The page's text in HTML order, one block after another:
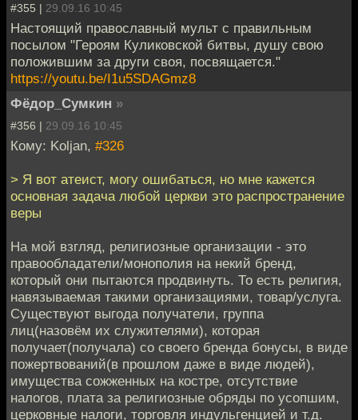
#355 | 29.09.16 10:45
Настоящий православный мульт с правильным
посылом "Героям Куликовской битвы, душу свою
положившим за други своя, посвящается."
https://youtu.be/I1u5SDAGmz8
Фёдор_Сумкин »
#356 | 29.09.16 10:45
Кому: Koljan, #326
> Я вот атеист, могу ошибаться, но мне кажется
основная задача любой церкви это распространение
веры
На мой взгляд, религиозные организации - это
правообладатели/монополия на некий бренд,
который они пытаются продвинуть. То есть религия,
навязываемая такими организациями, товар/услуга.
Существуют выгода получатели, группа
лиц(назовём их служителями), которая
получает(получала) со своего бренда бонусы, в виде
пожертвований(в прошлом даже в виде людей),
имущества сожженных на костре, отсутствие
налогов, плата за религиозные обряды по усопшим,
церковные налоги, торговля индульгенцией и т.д.